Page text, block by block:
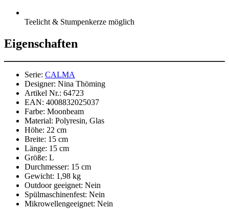
Teelicht & Stumpenkerze möglich
Eigenschaften
Serie: CALMA
Designer: Nina Thöming
Artikel Nr.: 64723
EAN: 4008832025037
Farbe: Moonbeam
Material: Polyresin, Glas
Höhe: 22 cm
Breite: 15 cm
Länge: 15 cm
Größe: L
Durchmesser: 15 cm
Gewicht: 1,98 kg
Outdoor geeignet: Nein
Spülmaschinenfest: Nein
Mikrowellengeeignet: Nein